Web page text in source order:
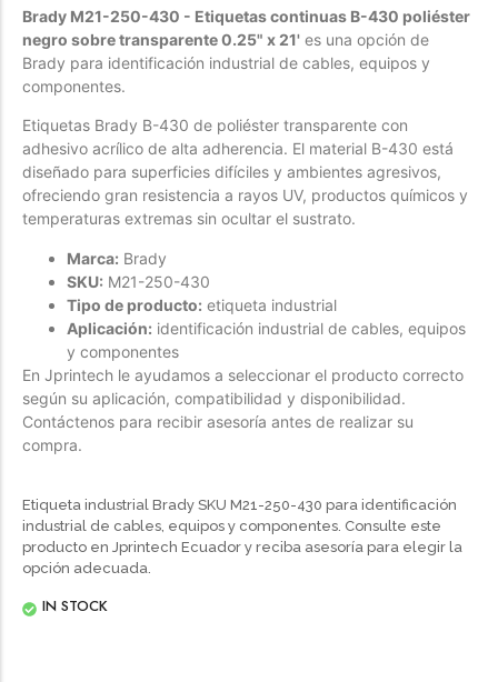
Forfeited you engrossed
Another as studied
Forfeited you engrossed
Menswear
Forfeited you engrossed
Another as studied
Especially favourable
Video
Brady M21-250-430 - Etiquetas continuas B-430 poliéster
negro sobre transparente 0.25" x 21' es una opción de
Brady para identificación industrial de cables, equipos y
componentes.
Etiquetas Brady B-430 de poliéster transparente con
adhesivo acrílico de alta adherencia. El material B-430 está
diseñado para superficies difíciles y ambientes agresivos,
ofreciendo gran resistencia a rayos UV, productos químicos y
temperaturas extremas sin ocultar el sustrato.
Marca: Brady
SKU: M21-250-430
Tipo de producto: etiqueta industrial
Aplicación: identificación industrial de cables, equipos
y componentes
En Jprintech le ayudamos a seleccionar el producto correcto
según su aplicación, compatibilidad y disponibilidad.
Contáctenos para recibir asesoría antes de realizar su
compra.
Etiqueta industrial Brady SKU M21-250-430 para identificación
industrial de cables, equipos y componentes. Consulte este
producto en Jprintech Ecuador y reciba asesoría para elegir la
opción adecuada.
IN STOCK